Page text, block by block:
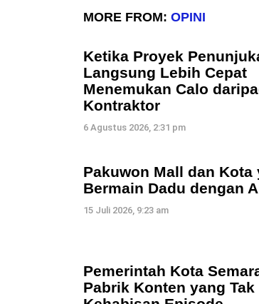
MORE FROM: OPINI
Ketika Proyek
Langsung Lebih Cepat
Menemukan Calo
Kontraktor
6 Agustus 2026, 2:31 pm
Pakuwon Mall dan Kota
Bermain Dadu dengan
15 Juli 2026, 9:23 am
Pemerintah Kota
Pabrik Konten yang Tak